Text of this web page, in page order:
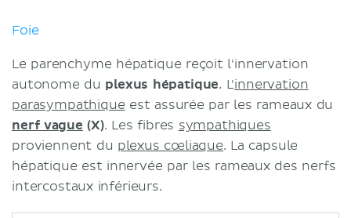
Foie
Le parenchyme hépatique reçoit l'innervation
autonome du plexus hépatique. L'innervation
parasympathique est assurée par les rameaux du
nerf vague (X). Les fibres sympathiques
proviennent du plexus cœliaque. La capsule
hépatique est innervée par les rameaux des nerfs
intercostaux inférieurs.